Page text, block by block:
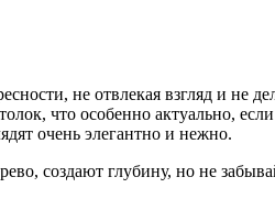
не отвлекая взгляд и не
что особенно актуально,
очень элегантно и нежно.
создают глубину, но не